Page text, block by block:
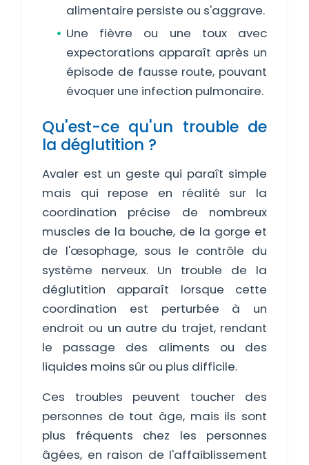
alimentaire persiste ou s'aggrave.
Une fièvre ou une toux avec
expectorations apparaît après un
épisode de fausse route, pouvant
évoquer une infection pulmonaire.
Qu'est-ce qu'un trouble de
la déglutition ?
Avaler est un geste qui paraît simple
mais qui repose en réalité sur la
coordination précise de nombreux
muscles de la bouche, de la gorge et
de l'œsophage, sous le contrôle du
système nerveux. Un trouble de la
déglutition apparaît lorsque cette
coordination est perturbée à un
endroit ou un autre du trajet, rendant
le passage des aliments ou des
liquides moins sûr ou plus difficile.
Ces troubles peuvent toucher des
personnes de tout âge, mais ils sont
plus fréquents chez les personnes
âgées, en raison de l'affaiblissement